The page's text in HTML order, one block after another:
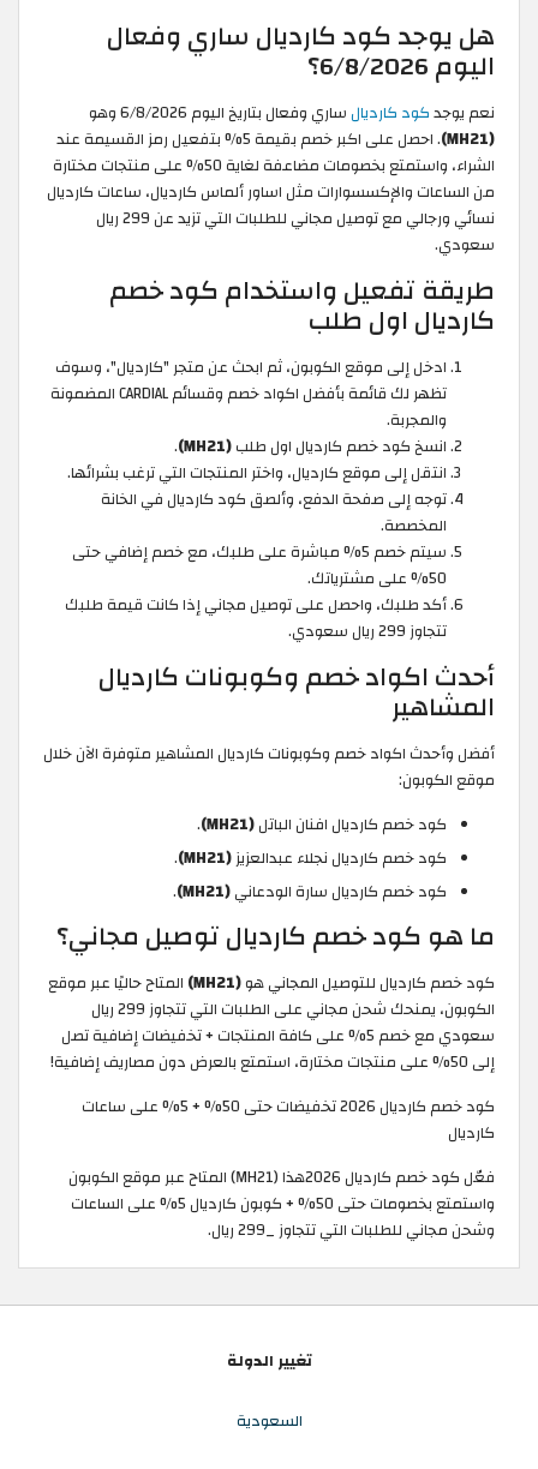
هل يوجد كود كارديال ساري وفعال
اليوم 6/8/2026؟
نعم يوجدكود كارديالساري وفعال بتاريخ اليوم 6/8/2026 وهو
(MH21)
. احصل على اكبر خصم بقيمة 5% بتفعيل رمز القسيمة عند
الشراء، واستمتع بخصومات مضاعفة لغاية 50% على منتجات مختارة
من الساعات والإكسسوارات مثل اساور ألماس كارديال، ساعات كارديال
نسائي ورجالي مع توصيل مجاني للطلبات التي تزيد عن 299 ريال
سعودي.
طريقة تفعيل واستخدام كود خصم
كارديال اول طلب
ادخل إلى موقع الكوبون، ثم ابحث عن متجر "كارديال"، وسوف
تظهر لك قائمة بأفضل اكواد خصم وقسائم CARDIAL المضمونة
والمجربة.
انسخ كود خصم كارديال اول طلب(MH21)
.
انتقل إلى موقع كارديال، واختر المنتجات التي ترغب بشرائها.
توجه إلى صفحة الدفع، وألصق كود كارديال في الخانة
المخصصة.
سيتم خصم 5% مباشرة على طلبك، مع خصم إضافي حتى
50% على مشترياتك.
أكد طلبك، واحصل على توصيل مجاني إذا كانت قيمة طلبك
تتجاوز 299 ريال سعودي.
أحدث اكواد خصم وكوبونات كارديال
المشاهير
أفضل وأحدث اكواد خصم وكوبونات كارديال المشاهير متوفرة الآن خلال
موقع الكوبون:
كود خصم كارديال افنان الباتل(MH21)
.
كود خصم كارديال نجلاء عبدالعزيز(MH21)
.
كود خصم كارديال سارة الودعاني(MH21)
.
ما هو كود خصم كارديال توصيل مجاني؟
كود خصم كارديال للتوصيل المجاني هو(MH21)
المتاح حاليًا عبر موقع
الكوبون، يمنحك شحن مجاني على الطلبات التي تتجاوز 299 ريال
سعودي مع خصم 5% على كافة المنتجات + تخفيضات إضافية تصل
إلى 50% على منتجات مختارة، استمتع بالعرض دون مصاريف إضافية!
كود خصم كارديال 2026 تخفيضات حتى 50% + 5% على ساعات
كارديال
فعّل كود خصم كارديال 2026هذا (MH21) المتاح عبر موقع الكوبون
واستمتع بخصومات حتى 50% + كوبون كارديال 5% على الساعات
وشحن مجاني للطلبات التي تتجاوز _299 ريال.
تغيير الدولة
السعودية